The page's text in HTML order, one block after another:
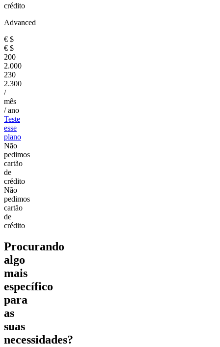
crédito
Advanced
€ $
€ $
200
2.000
230
2.300
/
mês
/ ano
Teste
esse
plano
Não
pedimos
cartão
de
crédito
Não
pedimos
cartão
de
crédito
Procurando
algo
mais
específico
para
as
suas
necessidades?